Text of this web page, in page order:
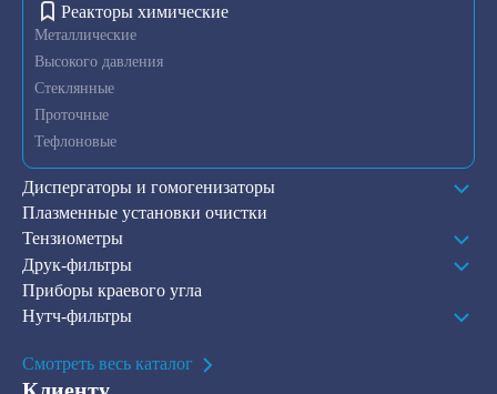
Реакторы химические
Металлические
Высокого давления
Стеклянные
Проточные
Тефлоновые
Диспергаторы и гомогенизаторы
Плазменные установки очистки
Тензиометры
Друк-фильтры
Приборы краевого угла
Нутч-фильтры
Смотреть весь каталог